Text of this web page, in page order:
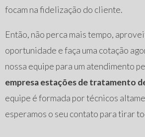
focam na fidelização do cliente.
Então, não perca mais tempo,
oportunidade e faça uma cotação
nossa equipe para um atendimento
empresa estações de tratamento
equipe é formada por técnicos
esperamos o seu contato para tirar